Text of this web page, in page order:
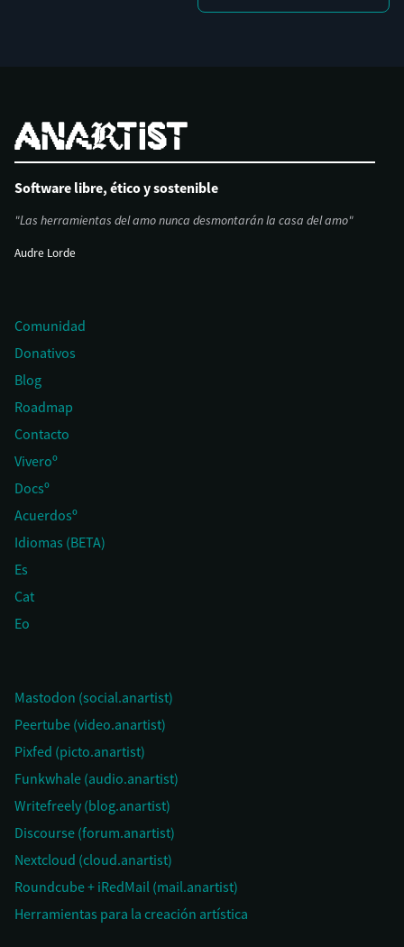
Software libre, ético y sostenible
"Las herramientas del amo nunca desmontarán la casa del amo"
Audre Lorde
Comunidad
Donativos
Blog
Roadmap
Contacto
Viveroº
Docsº
Acuerdosº
Idiomas (BETA)
Es
Cat
Eo
Mastodon (social.anartist)
Peertube (video.anartist)
Pixfed (picto.anartist)
Funkwhale (audio.anartist)
Writefreely (blog.anartist)
Discourse (forum.anartist)
Nextcloud (cloud.anartist)
Roundcube + iRedMail (mail.anartist)
Herramientas para la creación artística